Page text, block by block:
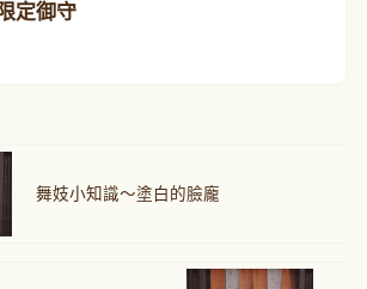
定御守
舞妓小知識～塗白的臉龐